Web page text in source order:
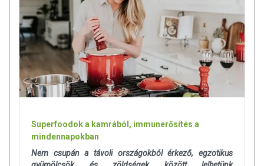
Superfoodok a kamrából, immunerősítés a
mindennapokban
Nem csupán a távoli országokból érkező, egzotikus